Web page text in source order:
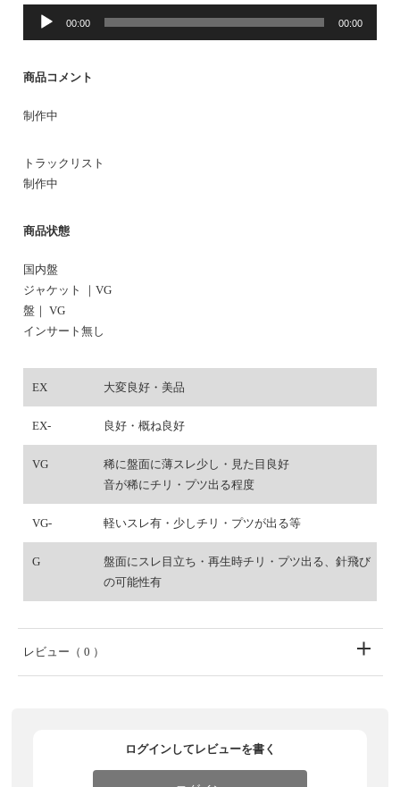
音
ー
ヤ
00:00 00:00
商品コメント
制作中
トラックリスト
制作中
商品状態
国内盤
ジャケット ｜VG
盤｜ VG
インサート無し
EX 大変良好・美品
EX- 良好・概ね良好
VG
稀に盤面に薄スレ少し・見た目良好
音が稀にチリ・プツ出る程度
VG- 軽いスレ有・少しチリ・プツが出る等
G
盤面にスレ目立ち・再生時チリ・プツ出る、針飛び
の可能性有
レビュー （ 0 ）
ログインしてレビューを書く